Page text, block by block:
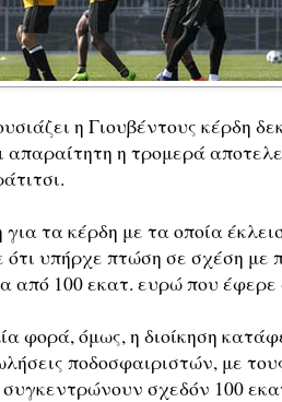
η Γιουβέντους κέρδη
απαραίτητη η τρομερά
για τα κέρδη με τα οποία
υπήρχε πτώση σε σχέση με
από 100 εκατ. ευρώ που
φορά, όμως, η διοίκηση
ποδοσφαιριστών, με
σχεδόν 100